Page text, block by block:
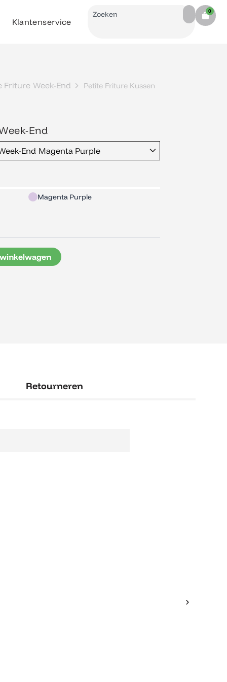
Klantenservice
Search 0
Cart
Friture Week-End
Petite Friture Kussen
End
End Magenta Purple
Magenta Purple
Retourneren